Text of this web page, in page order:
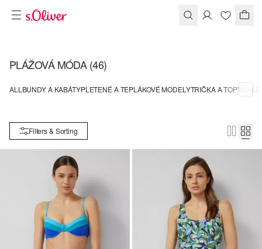
PLÁŽOVÁ MÓDA(46)
ALL BUNDY A KABÁTYPLETENÉ A TEPLÁKOVÉ MODELYTRIČKA A TOPY
Filters & Sorting